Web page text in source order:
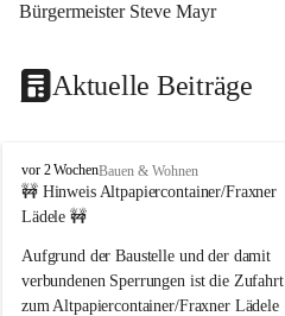
Bürgermeister Steve Mayr
Aktuelle Beiträge
F
r
a
e
r
n
vor 2 WochenBauen & Wohnen
🚧 Hinweis Altpapiercontainer/Fraxner
Lädele 🚧
Aufgrund der Baustelle und der damit
verbundenen Sperrungen ist die Zufahrt
zum Altpapiercontainer/Fraxner Lädele